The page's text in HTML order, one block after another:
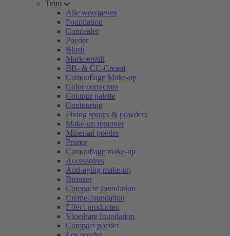
Teint
Alle weergeven
Foundation
Concealer
Poeder
Blush
Markeerstift
BB- & CC-Cream
Camouflage Make-up
Color correctors
Contour palette
Contouring
Fixing sprays & powders
Make-up remover
Mineraal poeder
Primer
Camouflage make-up
Accessoires
Anti-aging make-up
Bronzer
Compacte foundation
Crème-foundation
Effect producten
Vloeibare foundation
Compact poeder